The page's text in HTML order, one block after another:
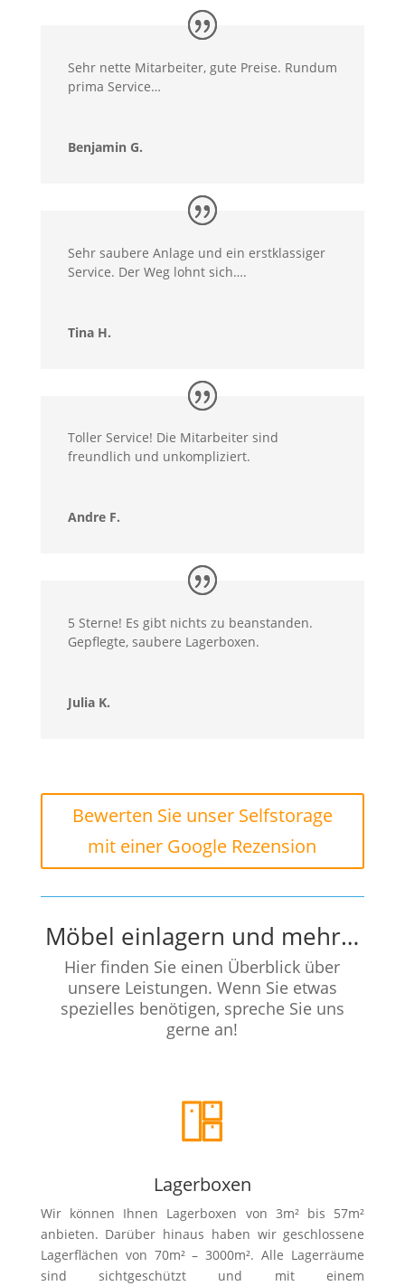
Sehr nette Mitarbeiter, gute Preise. Rundum
prima Service…
Benjamin G.
Sehr saubere Anlage und ein erstklassiger
Service. Der Weg lohnt sich….
Tina H.
Toller Service! Die Mitarbeiter sind
freundlich und unkompliziert.
Andre F.
5 Sterne! Es gibt nichts zu beanstanden.
Gepflegte, saubere Lagerboxen.
Julia K.
Bewerten Sie unser Selfstorage
mit einer Google Rezension
Möbel einlagern und mehr…
Hier finden Sie einen Überblick über
unsere Leistungen. Wenn Sie etwas
spezielles benötigen, spreche Sie uns
gerne an!
Lagerboxen
Wir können Ihnen Lagerboxen von 3m² bis 57m²
anbieten. Darüber hinaus haben wir geschlossene
Lagerflächen von 70m² – 3000m². Alle Lagerräume
sind sichtgeschützt und mit einem